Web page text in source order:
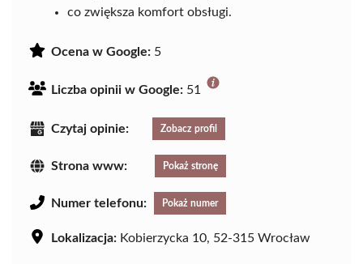
co zwiększa komfort obsługi.
Ocena w Google: 5
Liczba opinii w Google: 51
Czytaj opinie: Zobacz profil
Strona www: Pokaż stronę
Numer telefonu: Pokaż numer
Lokalizacja: Kobierzycka 10, 52-315 Wrocław